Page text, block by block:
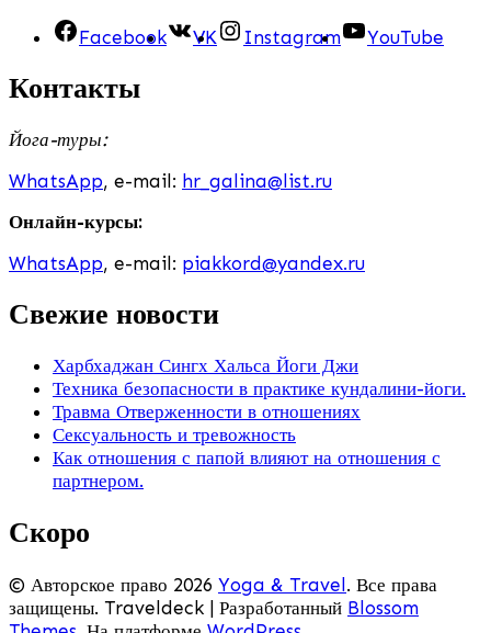
Facebook VK Instagram YouTube
Контакты
Йога-туры:
WhatsApp, e-mail: hr_galina@list.ru
Онлайн-курсы:
WhatsApp, e-mail: piakkord@yandex.ru
Свежие новости
Харбхаджан Сингх Хальса Йоги Джи
Техника безопасности в практике кундалини-йоги.
Травма Отверженности в отношениях
Сексуальность и тревожность
Как отношения с папой влияют на отношения с
партнером.
Скоро
© Авторское право 2026 Yoga & Travel. Все права
защищены. Traveldeck | Разработанный Blossom